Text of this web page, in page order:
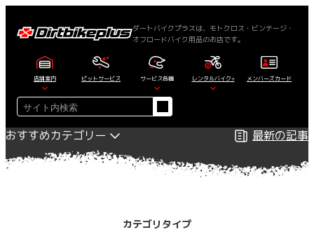
ダートバイクプラスは、モトクロス・ビンテージ・
オフロードバイク用品のお店です。
店舗案内 ピットサービス サービス各種 レンタルバイク+ メンバーズカード
検
索
おすすめカテゴリー
最新の記事
カテゴリタイプ